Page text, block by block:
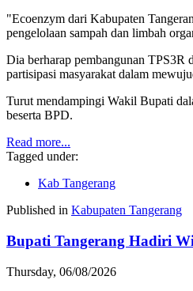
"Ecoenzym dari Kabupaten
pengelolaan sampah dan limbah
Dia berharap pembangunan TPS3R
partisipasi masyarakat dalam
Turut mendampingi Wakil Bupati
beserta BPD.
Read more...
Tagged under:
Kab Tangerang
Published in Kabupaten Tangerang
Bupati Tangerang Hadiri
Thursday, 06/08/2026